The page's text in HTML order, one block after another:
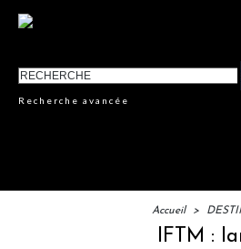
Recherche avancée
Accueil >
IFTM :